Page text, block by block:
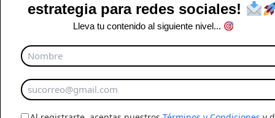
estrategia para redes sociales!
Lleva tu contenido al siguiente nivel...